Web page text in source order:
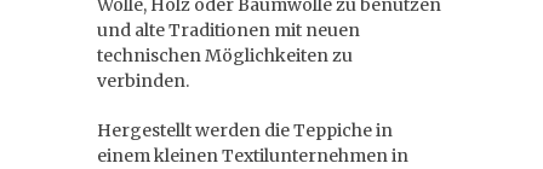
Wolle, Holz oder Baumwolle zu benutzen
und alte Traditionen mit neuen
technischen Möglichkeiten zu
verbinden.
Hergestellt werden die Teppiche in
einem kleinen Textilunternehmen in